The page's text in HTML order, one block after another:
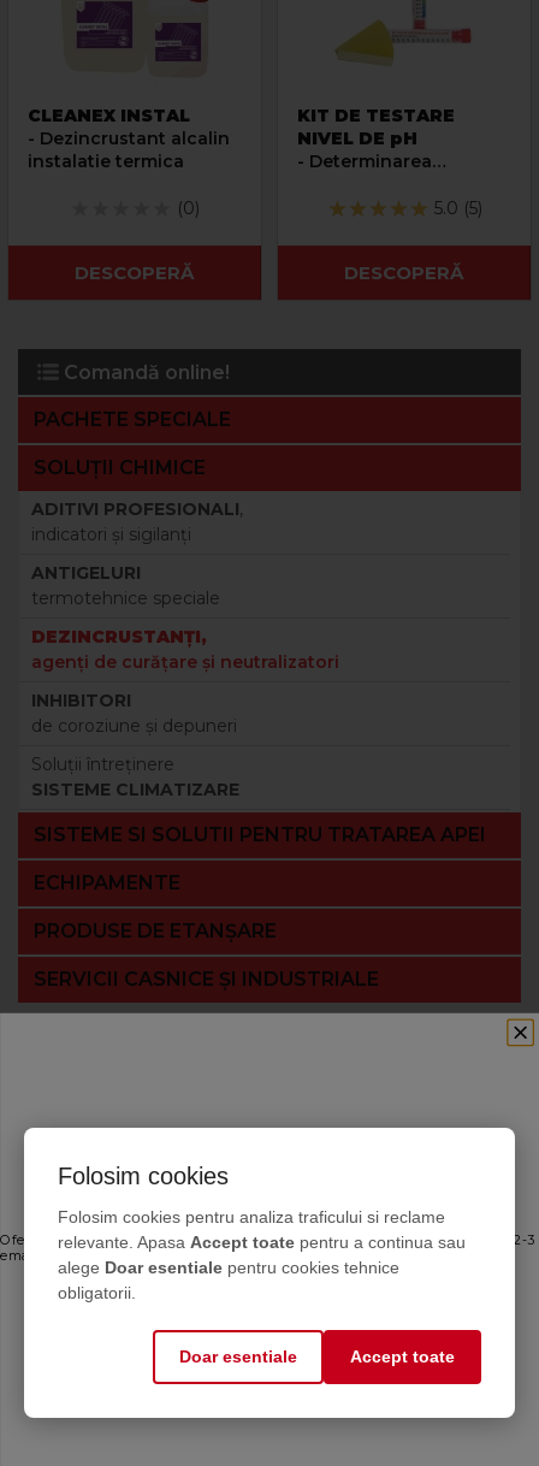
Comandă online!
PACHETE SPECIALE
SOLUȚII CHIMICE
ADITIVI PROFESIONALI,
indicatori şi sigilanţi
ANTIGELURI
termotehnice speciale
DEZINCRUSTANŢI,
agenţi de curăţare şi neutralizatori
INHIBITORI
de coroziune şi depuneri
Soluţii întreţinere
SISTEME CLIMATIZARE
SISTEME SI SOLUTII PENTRU TRATAREA APEI
ECHIPAMENTE
PRODUSE DE ETANȘARE
SERVICII CASNICE ȘI INDUSTRIALE
CLEANEX INSTAL
- Dezincrustant alcalin
instalatie termica
(0)
DESCOPERĂ
KIT DE TESTARE
NIVEL DE pH
- Determinarea
caracteristicii de pH a
5.0 (5)
DESCOPERĂ
Folosim cookies
Folosim cookies pentru analiza traficului si reclame
relevante. Apasa Accept toate pentru a continua sau
alege Doar esentiale pentru cookies tehnice
obligatorii.
Doar esentiale Accept toate
Ofertele bune, direct în inbox
Oferte personalizate și sfaturi de întreținere direct de la producător. Maximum 2-3
emailuri pe lună — fără spam.
Mă abonez